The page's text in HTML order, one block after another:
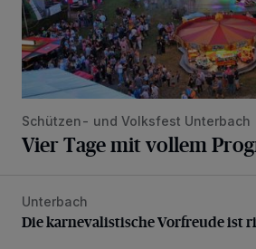
Schützen- und Volksfest Unterbach
Vier Tage mit vollem
Die karnevalistische Vorfreude ist
Unterbach
Die karnevalistische Vorfreude ist